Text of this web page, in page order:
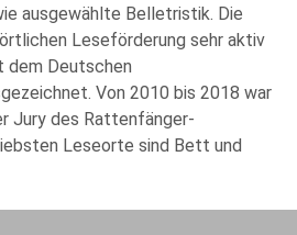
ausgewählte Belletristik. Die
Leseförderung sehr aktiv
dem Deutschen
Von 2010 bis 2018 war
Jury des Rattenfänger-
Leseorte sind Bett und